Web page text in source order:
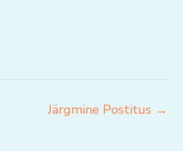
Järgmine Postitus →